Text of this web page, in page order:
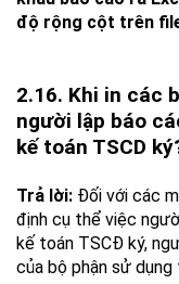
độ rộng cột trên
2.16. Khi in các
người lập báo
kế toán TSCD
Trả lời: Đối với các
định cụ thể việc
kế toán TSCĐ ký,
của bộ phận sử